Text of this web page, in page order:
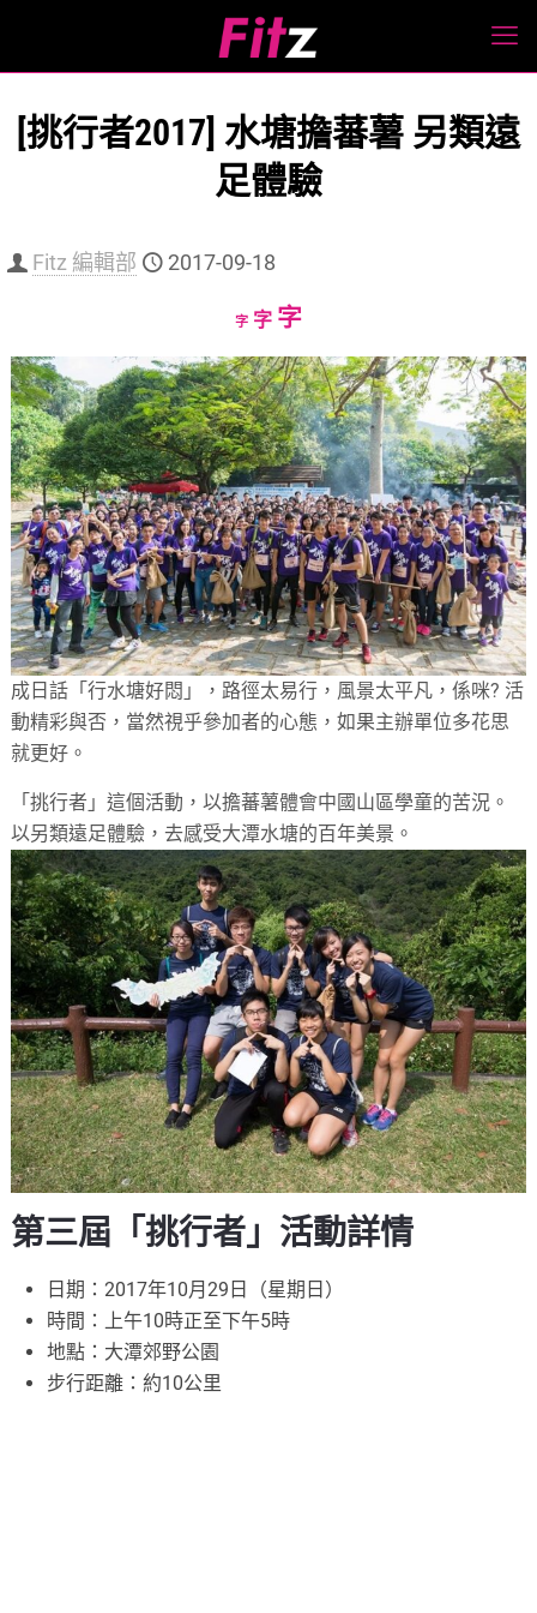
[挑行者2017] 水塘擔蕃薯 另類遠
足體驗
Fitz 編輯部 2017-09-18
字Decrease
size.
字Reset
size.
字Increase
size.
成日話「行水塘好悶」，路徑太易行，風景太平凡，係咪? 活
動精彩與否，當然視乎參加者的心態，如果主辦單位多花思
就更好。
「挑行者」這個活動，以擔蕃薯體會中國山區學童的苦況。
以另類遠足體驗，去感受大潭水塘的百年美景。
第三屆「挑行者」活動詳情
日期：2017年10月29日（星期日）
時間：上午10時正至下午5時
地點：大潭郊野公園
步行距離：約10公里